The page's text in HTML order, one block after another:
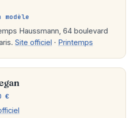
Haussmann, 64 boulevard
Site officiel · Printemps
€